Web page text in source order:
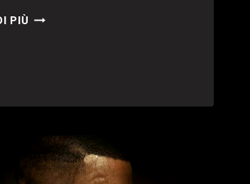
PIÙ ARRIVA
THE